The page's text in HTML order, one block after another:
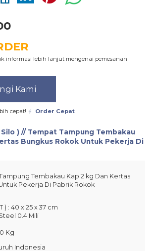
informasi lebih lanjut mengenai pemesanan
Kami
cepat! Order Cepat
Silo ) // Tempat Tampung Tembakau
Bungkus Rokok Untuk Pekerja Di
Tembakau Kap 2 kg Dan Kertas
Pekerja Di Pabrik Rokok
) : 40 x 25 x 37 cm
0.4 Mili
Kg
Indonesia